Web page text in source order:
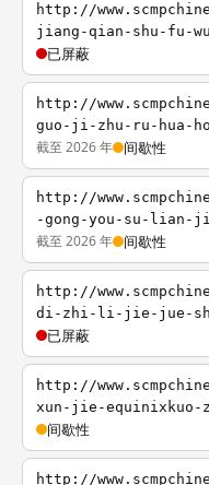
http://
jiang-qian-shu-fu-
已屏蔽
http://
guo-ji-zhu-ru-hua-
截至 2026 年 间歇性
http://
-gong-you-su-lian-
截至 2026 年 间歇性
http://
di-zhi-li-jie-jue-
已屏蔽
http://
xun-jie-equinixkuo-
间歇性
http://